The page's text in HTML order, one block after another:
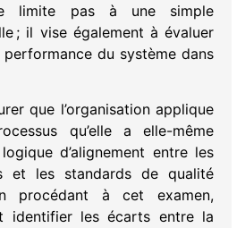
limite pas à une simple
; il vise également à évaluer
du système dans
que l’organisation applique
qu’elle a elle-même
d’alignement entre les
et les standards de qualité
procédant à cet examen,
identifier les écarts entre la